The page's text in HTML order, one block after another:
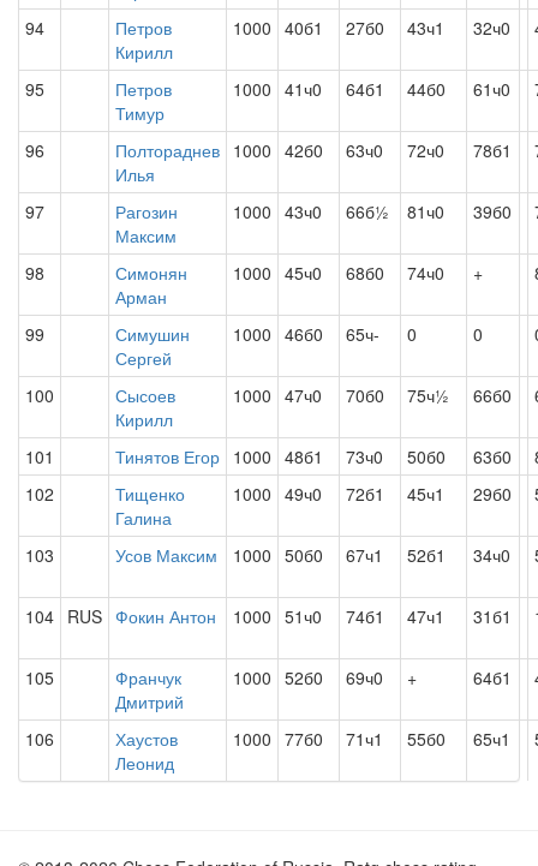
94
Петров
Кирилл
1000 40б1 27б0 43ч1 32ч0
95
Петров
Тимур
1000 41ч0 64б1 44б0 61ч0
96
Полтораднев
Илья
1000 42б0 63ч0 72ч0 78б1
97
Рагозин
Максим
1000 43ч0 66б½ 81ч0 39б0
98
Симонян
Арман
1000 45ч0 68б0 74ч0 +
99
Симушин
Сергей
1000 46б0 65ч- 0 0
100
Сысоев
Кирилл
1000 47ч0 70б0 75ч½ 66б0
101 Тинятов Егор 1000 48б1 73ч0 50б0 63б0
102
Тищенко
Галина
1000 49ч0 72б1 45ч1 29б0
103 Усов Максим 1000 50б0 67ч1 52б1 34ч0
104 RUS Фокин Антон 1000 51ч0 74б1 47ч1 31б1
105
Франчук
Дмитрий
1000 52б0 69ч0 + 64б1
106
Хаустов
Леонид
1000 77б0 71ч1 55б0 65ч1